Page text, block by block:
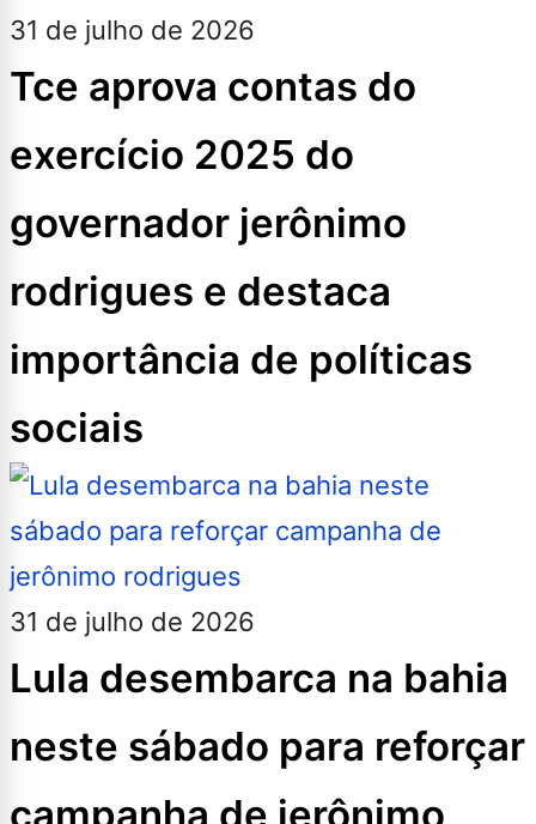
31 de julho de 2026
Tce aprova contas do
exercício 2025 do
governador jerônimo
rodrigues e destaca
importância de políticas
sociais
31 de julho de 2026
Lula desembarca na bahia
neste sábado para reforçar